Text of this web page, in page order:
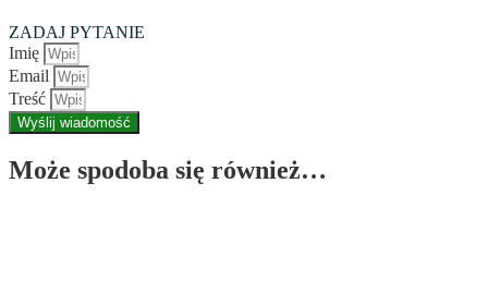
ZADAJ PYTANIE
Imię
Email
Treść
Wyślij wiadomość
Może spodoba się również…